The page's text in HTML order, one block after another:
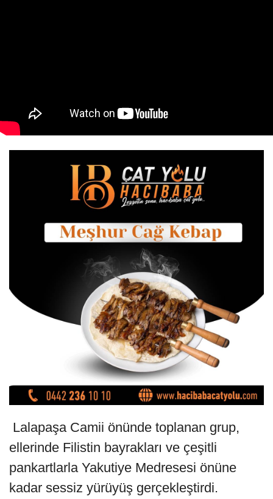
Lalapaşa Camii önünde toplanan grup,
ellerinde Filistin bayrakları ve çeşitli
pankartlarla Yakutiye Medresesi önüne
kadar sessiz yürüyüş gerçekleştirdi.